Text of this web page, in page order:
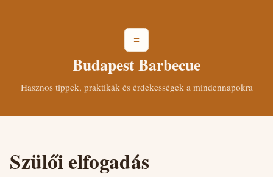
≡
Budapest Barbecue
Hasznos tippek, praktikák és érdekességek a mindennapokra
Szülői elfogadás